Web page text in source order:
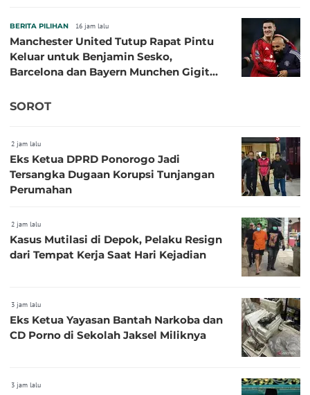
BERITA PILIHAN 16 jam lalu
Manchester United Tutup Rapat Pintu
Keluar untuk Benjamin Sesko,
Barcelona dan Bayern Munchen Gigit
SOROT
2 jam lalu
Eks Ketua DPRD Ponorogo Jadi
Tersangka Dugaan Korupsi Tunjangan
Perumahan
2 jam lalu
Kasus Mutilasi di Depok, Pelaku Resign
dari Tempat Kerja Saat Hari Kejadian
3 jam lalu
Eks Ketua Yayasan Bantah Narkoba dan
CD Porno di Sekolah Jaksel Miliknya
3 jam lalu